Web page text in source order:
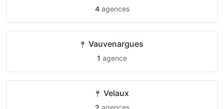
4agences
Vauvenargues
1 agence
Velaux
2 agences